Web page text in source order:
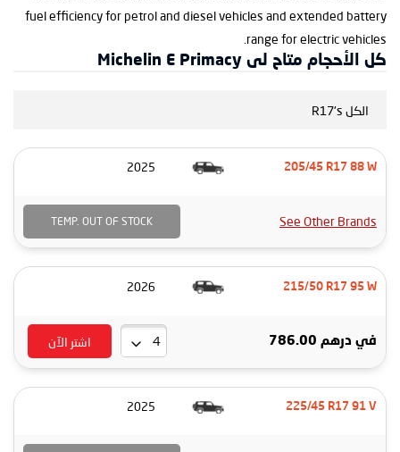
fuel efficiency for petrol and diesel vehicles and extended battery
range for electric vehicles.
كل الأحجام متاح لى Michelin E Primacy
الكل R17's
205/45 R17 88 W
2025
See Other Brands
TEMP. OUT OF STOCK
215/50 R17 95 W
2026
في درهم 786.00 اشتر الآن
225/45 R17 91 V
2025